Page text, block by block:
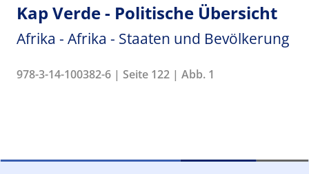
Kap Verde - Politische Übersicht
Afrika - Afrika - Staaten und Bevölkerung
978-3-14-100382-6 | Seite 122 | Abb. 1